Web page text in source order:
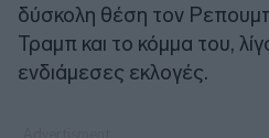
δύσκολη θέση τον
Τραμπ και το κόμμα του,
ενδιάμεσες εκλογές.